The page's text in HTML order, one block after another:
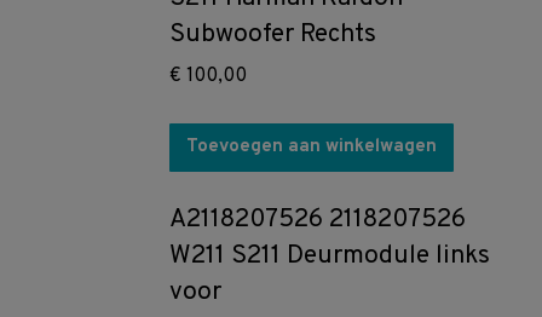
Subwoofer Rechts
€ 100,00
Toevoegen aan winkelwagen
A2118207526 2118207526
W211 S211 Deurmodule links
voor